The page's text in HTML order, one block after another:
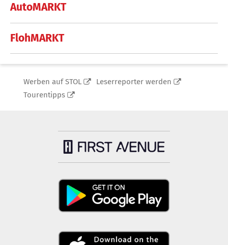
AutoMARKT
FlohMARKT
Werben auf STOL
Leserreporter werden
Tourentipps